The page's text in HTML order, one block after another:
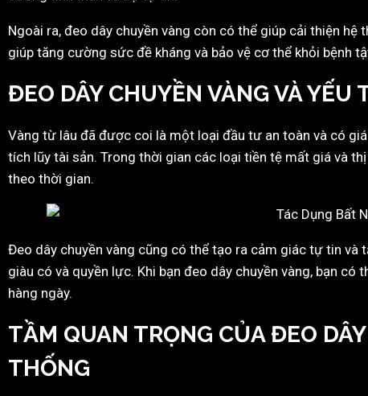
Ngoài ra, đeo dây chuyền vàng còn có thể giúp cải thiện
giúp tăng cường sức đề kháng và bảo vệ cơ thể khỏi bệnh
ĐEO DÂY CHUYỀN VÀNG VÀ YẾU
Vàng từ lâu đã được coi là một loại đầu tư an toàn và có
tích lũy tài sản. Trong thời gian các loại tiền tệ mất giá và
theo thời gian.
Đeo dây chuyền vàng cũng có thể tạo ra cảm giác tự tin
giàu có và quyền lực. Khi bạn đeo dây chuyền vàng, bạn
hàng ngày.
TẦM QUAN TRỌNG CỦA ĐEO
THỐNG